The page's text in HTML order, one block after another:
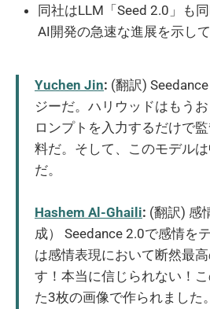
同社はLLM「Seed 2.0」も
AI開発の急速な進展を示して
Yuchen Jin: (翻訳)
ジーだ。ハリウッドはもう
ロンプトを入力するだけで
料だ。そして、このモデル
だ。
Hashem Al-Ghaili: (翻訳) 感
成） Seedance 2.0で感情を
は感情表現において断然最
す！本当に信じられない！
た3枚の画像で作られました